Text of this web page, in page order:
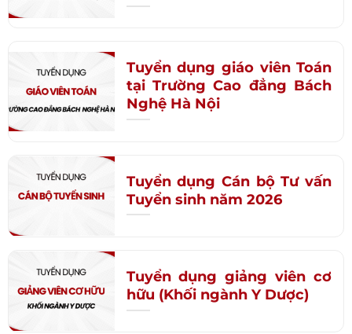
Tuyển dụng giáo viên Toán
tại Trường Cao đẳng Bách
Nghệ Hà Nội
Tuyển dụng Cán bộ Tư vấn
Tuyển sinh năm 2026
Tuyển dụng giảng viên cơ
hữu (Khối ngành Y Dược)